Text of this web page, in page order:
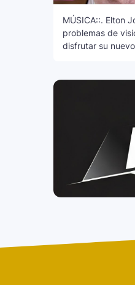
MÚSICA::. Elton
problemas de
disfrutar su